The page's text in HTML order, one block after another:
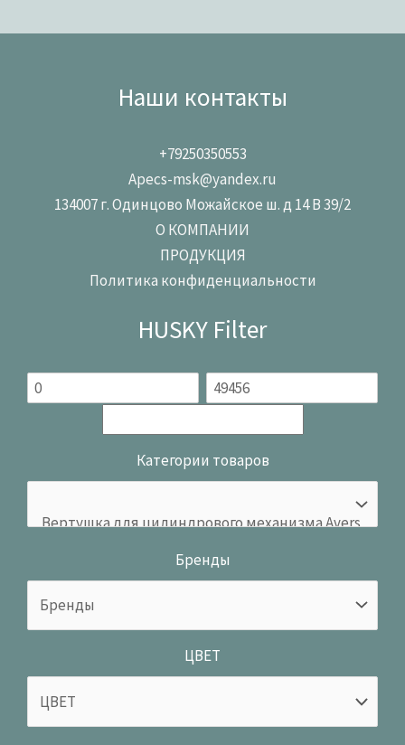
Наши контакты
+79250350553
Apecs-msk@yandex.ru
134007 г. Одинцово Можайское ш. д 14 В 39/2
О КОМПАНИИ
ПРОДУКЦИЯ
Политика конфиденциальности
HUSKY Filter
Категории товаров
Бренды
ЦВЕТ